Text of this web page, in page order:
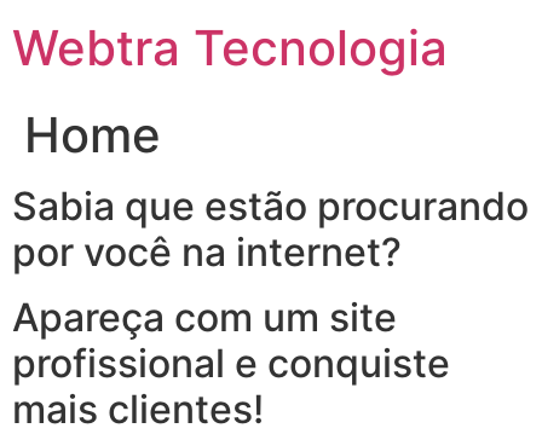
para
Webtra Tecnologia
Home
Sabia que estão procurando
por você na internet?
Apareça com um site
profissional e conquiste
mais clientes!